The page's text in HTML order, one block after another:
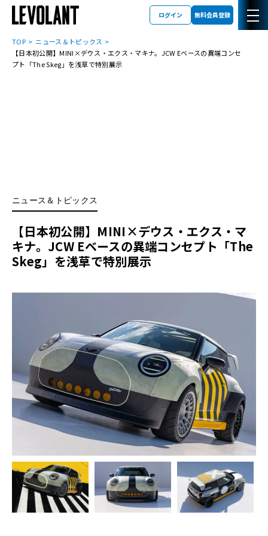
ログイン 無料会員登録
TOP
ニュース＆トピックス
【日本初公開】MINI×デウス・エクス・マキナ。JCW Eベースの異端コンセ
プト「The Skeg」を浅草で特別展示
ニュース＆トピックス
【日本初公開】MINI×デウス・エクス・マ
キナ。JCW Eベースの異端コンセプト「The
Skeg」を浅草で特別展示